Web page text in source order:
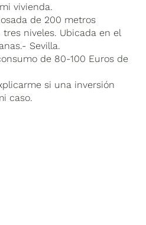
vivienda.
de 200 metros
niveles. Ubicada en el
Sevilla.
de 80-100 Euros de
si una inversión
caso.